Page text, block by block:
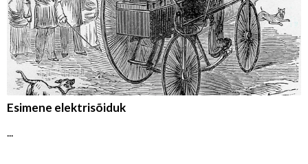
Esimene elektrisõiduk
...